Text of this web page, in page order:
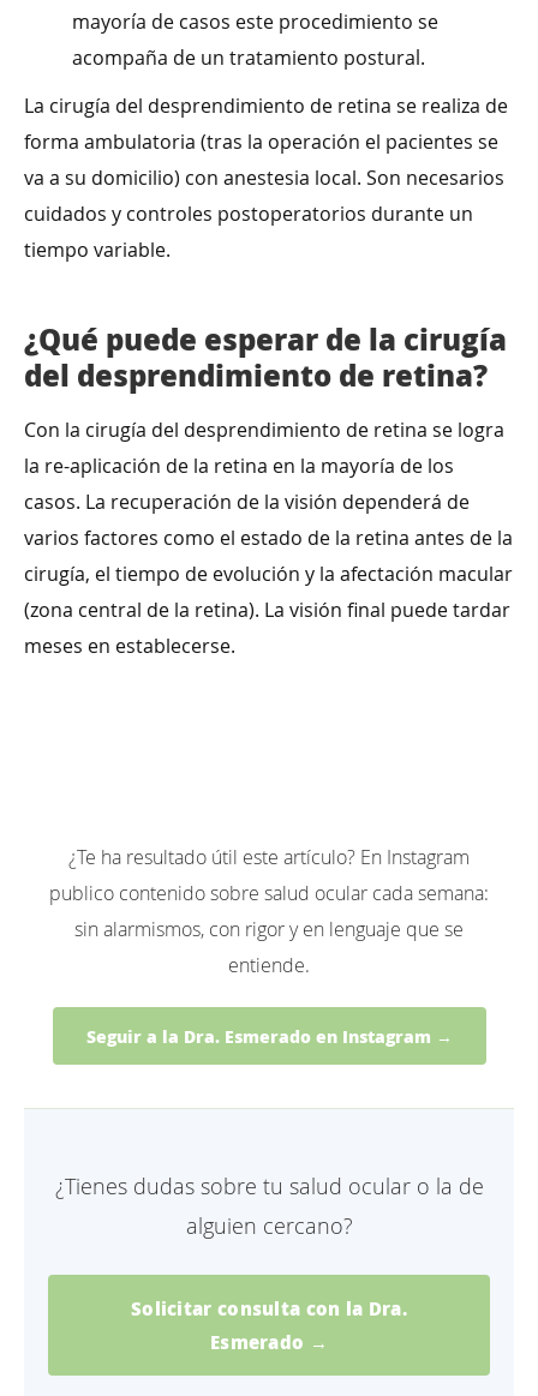
mayoría de casos este procedimiento se
acompaña de un tratamiento postural.
La cirugía del desprendimiento de retina se realiza de
forma ambulatoria (tras la operación el pacientes se
va a su domicilio) con anestesia local. Son necesarios
cuidados y controles postoperatorios durante un
tiempo variable.
¿Qué puede esperar de la cirugía
del desprendimiento de retina?
Con la cirugía del desprendimiento de retina se logra
la re-aplicación de la retina en la mayoría de los
casos. La recuperación de la visión dependerá de
varios factores como el estado de la retina antes de la
cirugía, el tiempo de evolución y la afectación macular
(zona central de la retina). La visión final puede tardar
meses en establecerse.
¿Te ha resultado útil este artículo? En Instagram
publico contenido sobre salud ocular cada semana:
sin alarmismos, con rigor y en lenguaje que se
entiende.
Seguir a la Dra. Esmerado en Instagram →
¿Tienes dudas sobre tu salud ocular o la de
alguien cercano?
Solicitar consulta con la Dra.
Esmerado →